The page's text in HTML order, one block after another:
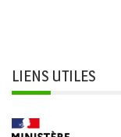
LIENS UTILES